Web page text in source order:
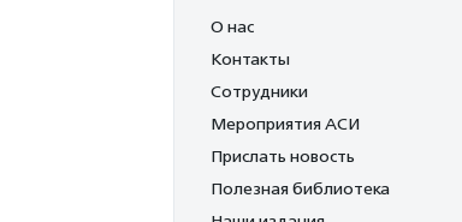
О нас
Контакты
Сотрудники
Мероприятия АСИ
Прислать новость
Полезная библиотека